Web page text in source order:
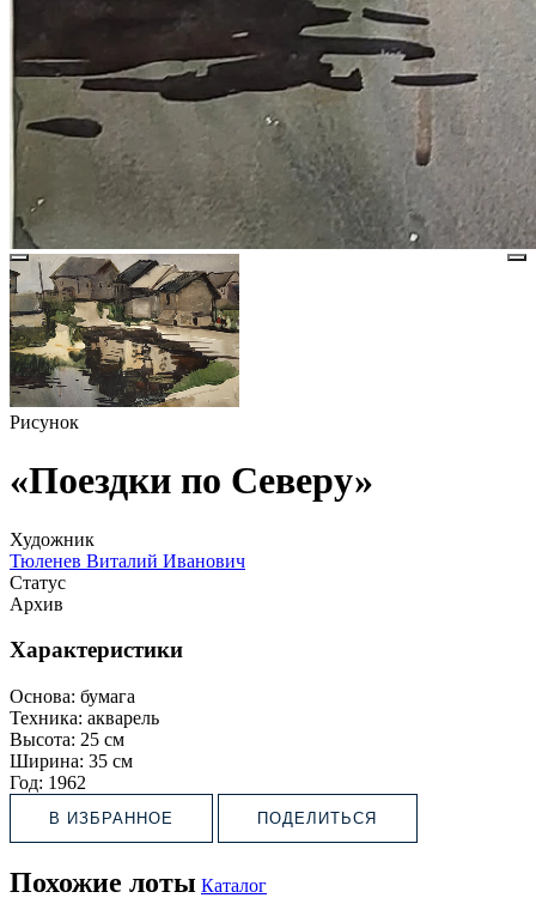
Рисунок
«Поездки по Северу»
Художник
Тюленев Виталий Иванович
Статус
Архив
Характеристики
Основа: бумага
Техника: акварель
Высота: 25 см
Ширина: 35 см
Год: 1962
В ИЗБРАННОЕ ПОДЕЛИТЬСЯ
Похожие лоты Каталог